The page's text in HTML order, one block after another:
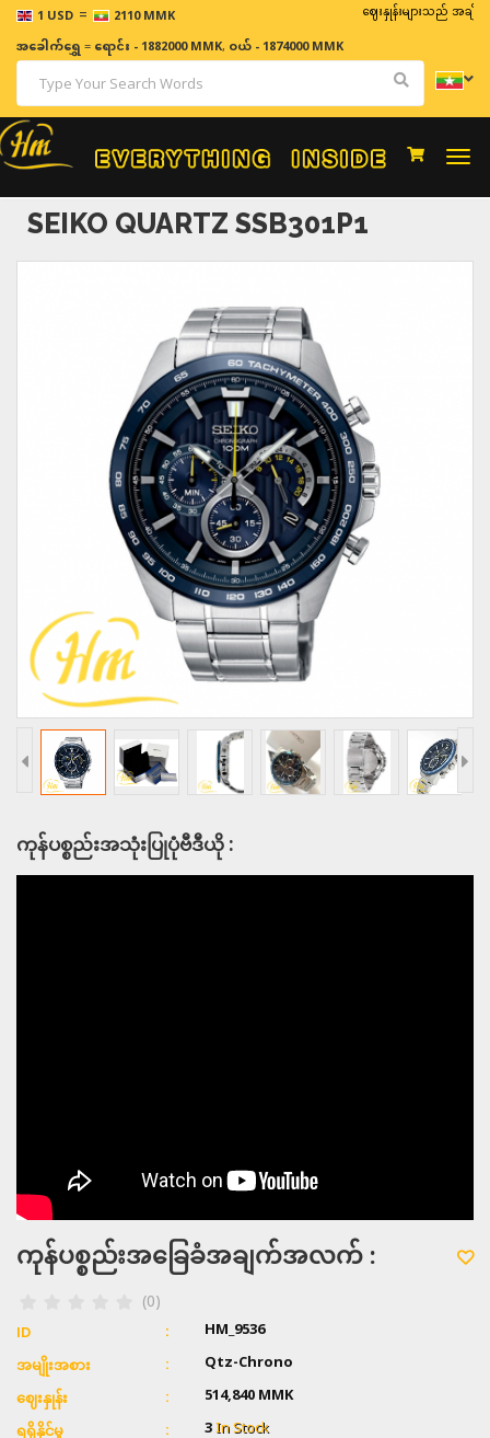
1 USD = 2110 MMK ဈေးနှုန်းများသည် အချိန်နှင့် အ
အခေါက်ရွှေ=ရောင်း - 1882000 MMK, ဝယ် - 1874000 MMK
SEIKO QUARTZ SSB301P1
ကုန်ပစ္စည်းအသုံးပြုပုံဗီဒီယို :
ကုန်ပစ္စည်းအခြေခံအချက်အလက် :
(0)
ID HM_9536
အမျိုးအစား Qtz-Chrono
ဈေးနှုန်း 514,840 MMK
ရရှိနိုင်မှု 3In Stock